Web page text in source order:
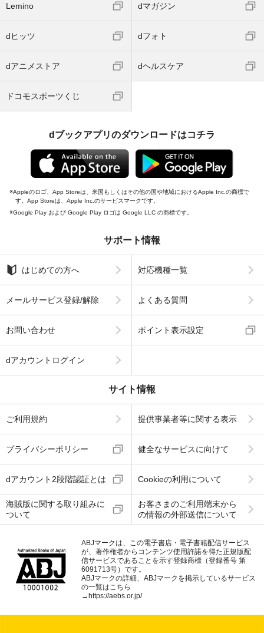
Lemino dマガジン
dヒッツ dフォト
dアニメストア dヘルスケア
ドコモスポーツくじ
dブックアプリのダウンロードはコチラ
Appleのロゴ、App Storeは、米国もしくはその他の国や地域におけるApple Inc.の商標で
す。App Storeは、Apple Inc.のサービスマークです。
Google Play および Google Play ロゴは Google LLC の商標です。
サポート情報
はじめての方へ 対応機種一覧
メールサービス登録/解除 よくある質問
お問い合わせ ポイント表示設定
dアカウントログイン
サイト情報
ご利用規約 提供事業者等に関する表示
プライバシーポリシー 健全なサービスに向けて
dアカウント2段階認証とは Cookieの利用について
海賊版に関する取り組みに
ついて
お客さまのご利用端末から
の情報の外部送信について
ABJマークは、この電子書店・電子書籍配信サービス
が、著作権者からコンテンツ使用許諾を得た正規版配
信サービスであることを示す登録商標（登録番号 第
6091713号）です。
ABJマークの詳細、ABJマークを掲示しているサービス
の一覧はこちら
→https://aebs.or.jp/